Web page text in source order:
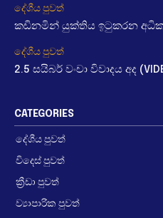
දේශීය පුවත්
කඩිනමින් යුක්තිය ඉටුකරන
දේශීය පුවත්
2.5 සයිබර් වංචා විවාදය අද
CATEGORIES
දේශීය පුවත්
විදෙස් පුවත්
ක්‍රීඩා පුවත්
ව්‍යාපාරික පුවත්